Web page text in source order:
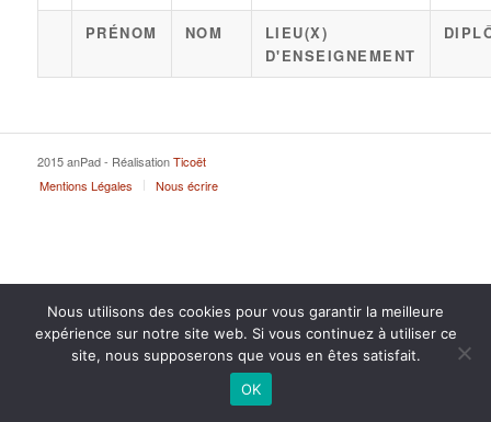
PRÉNOM NOM
LIEU(X)
D'ENSEIGNEMENT
2015 anPad - RéalisationTicoët
Mentions Légales
Nous écrire
Nous utilisons des cookies pour vous garantir la meilleure
expérience sur notre site web. Si vous continuez à utiliser ce
site, nous supposerons que vous en êtes satisfait.
OK